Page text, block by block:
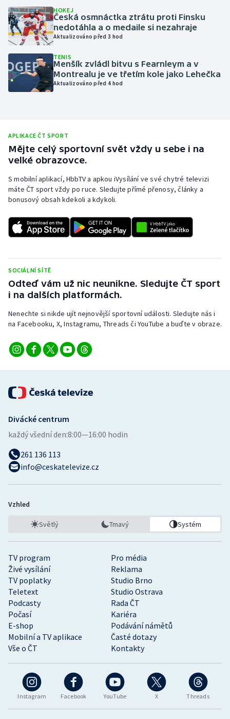
Motorsport
Olympijské hry
Parasport
Plavání
Rychlostní kanoistika
Short track
Stolní tenis
Triatlon
Veslování
Vodní slalom
Ostatní
HOKEJ
Česká osmnáctka ztrátu proti Finsku
nedotáhla a o medaile si nezahraje
Aktualizováno před 3 hod
TENIS
Menšík zvládl bitvu s Fearnleym a v
Montrealu je ve třetím kole jako Lehečka
Aktualizováno před 4 hod
APLIKACE ČT SPORT
Mějte celý sportovní svět vždy u sebe i na
velké obrazovce.
S mobilní aplikací, HbbTV a apkou iVysílání ve své chytré televizi
máte ČT sport vždy po ruce. Sledujte přímé přenosy, články a
bonusový obsah kdekoli a kdykoli.
SOCIÁLNÍ SÍTĚ
Odteď vám už nic neunikne. Sledujte ČT sport
i na dalších platformách.
Nenechte si nikde ujít nejnovější sportovní události. Sledujte nás i
na Facebooku, X, Instagramu, Threads či YouTube a buďte v obraze.
Instagram Facebook YouTube X Threads
TV program
Pro média
Živé vysílání
Reklama
TV poplatky
Studio Brno
Teletext
Studio Ostrava
Podcasty
Rada ČT
Počasí
Kariéra
E-shop
Podávání námětů
Mobilní a TV aplikace
Časté dotazy
Vše o ČT
Kontakty
Divácké centrum
každý všední den:8:00—16:00 hodin
261 136 113
info@ceskatelevize.cz
Vzhled
Světlý Tmavý Systém